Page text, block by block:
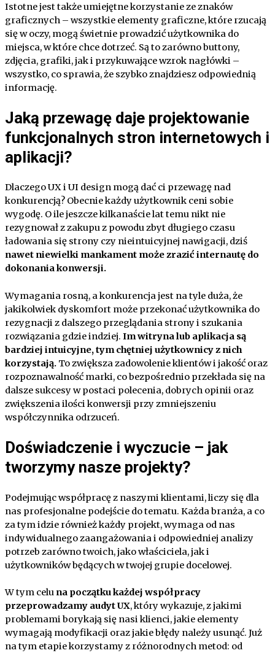
Istotne jest także umiejętne korzystanie ze znaków
graficznych – wszystkie elementy graficzne, które rzucają
się w oczy, mogą świetnie prowadzić użytkownika do
miejsca, w które chce dotrzeć. Są to zarówno buttony,
zdjęcia, grafiki, jak i przykuwające wzrok nagłówki –
wszystko, co sprawia, że szybko znajdziesz odpowiednią
informację.
Jaką przewagę daje projektowanie
funkcjonalnych stron internetowych i
aplikacji?
Dlaczego UX i UI design mogą dać ci przewagę nad
konkurencją? Obecnie każdy użytkownik ceni sobie
wygodę. O ile jeszcze kilkanaście lat temu nikt nie
rezygnował z zakupu z powodu zbyt długiego czasu
ładowania się strony czy nieintuicyjnej nawigacji, dziś
nawet niewielki mankament może zrazić internautę do
dokonania konwersji.
Wymagania rosną, a konkurencja jest na tyle duża, że
jakikolwiek dyskomfort może przekonać użytkownika do
rezygnacji z dalszego przeglądania strony i szukania
rozwiązania gdzie indziej. Im witryna lub aplikacja są
bardziej intuicyjne, tym chętniej użytkownicy z nich
korzystają. To zwiększa zadowolenie klientów i jakość oraz
rozpoznawalność marki, co bezpośrednio przekłada się na
dalsze sukcesy w postaci polecenia, dobrych opinii oraz
zwiększenia ilości konwersji przy zmniejszeniu
współczynnika odrzuceń.
Doświadczenie i wyczucie – jak
tworzymy nasze projekty?
Podejmując współpracę z naszymi klientami, liczy się dla
nas profesjonalne podejście do tematu. Każda branża, a co
za tym idzie również każdy projekt, wymaga od nas
indywidualnego zaangażowania i odpowiedniej analizy
potrzeb zarówno twoich, jako właściciela, jak i
użytkowników będących w twojej grupie docelowej.
W tym celu na początku każdej współpracy
przeprowadzamy audyt UX, który wykazuje, z jakimi
problemami borykają się nasi klienci, jakie elementy
wymagają modyfikacji oraz jakie błędy należy usunąć. Już
na tym etapie korzystamy z różnorodnych metod: od